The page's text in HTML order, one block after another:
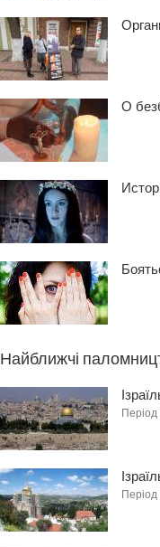
О
Найближчі
Період
Період